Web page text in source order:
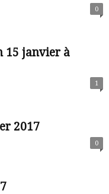
0
15 janvier à
1
2017
0